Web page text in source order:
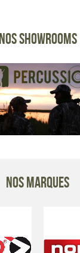
NOS SHOWROOMS
NOS MARQUES